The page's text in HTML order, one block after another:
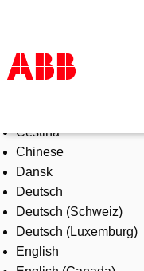
Products & Solutions
Industries
Services
About us
Where to buy
Contact us
Careers
Čeština
Chinese
Dansk
Deutsch
Deutsch (Schweiz)
Deutsch (Luxemburg)
English